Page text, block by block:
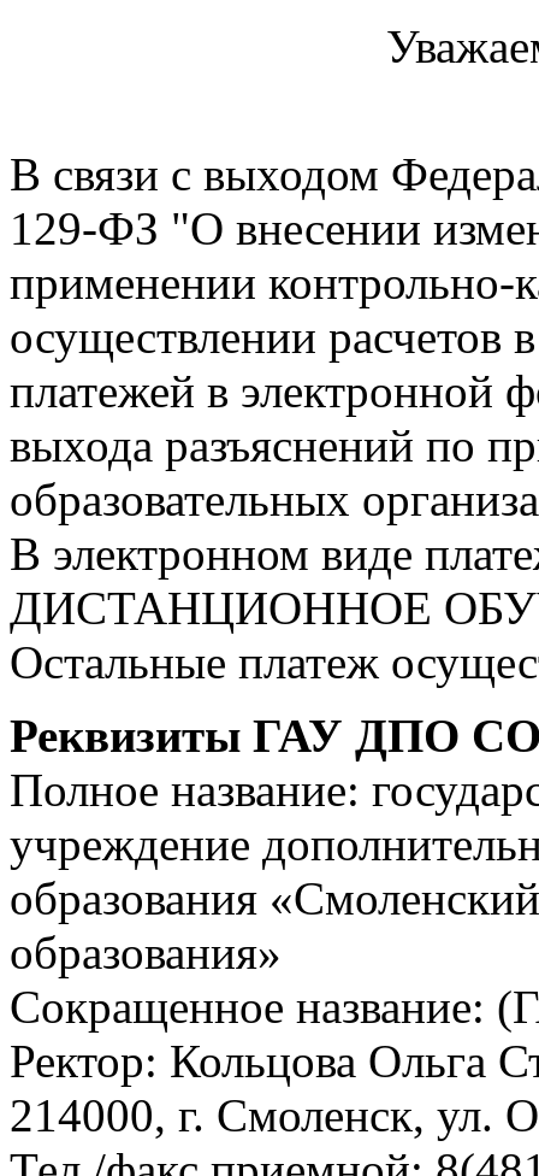
В связи с выходом
129-ФЗ "О внесении
применении контрольно-
осуществлении
платежей в электронной
выхода разъяснений по
образовательных
В электронном виде
ДИСТАНЦИОННОЕ
Остальные платеж
Реквизиты ГАУ ДПО
Полное название:
учреждение
образования
образования»
Сокращенное
Ректор: Кольцова Ольга
214000, г. Смоленск, ул.